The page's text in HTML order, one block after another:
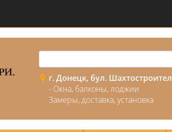
г. Донецк, бул.
- Окна, балконы, лоджии
Замеры, доставка, установка